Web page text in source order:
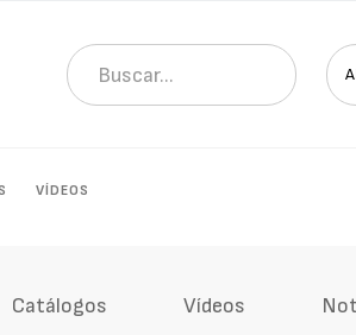
VÍDEOS
Catálogos Vídeos